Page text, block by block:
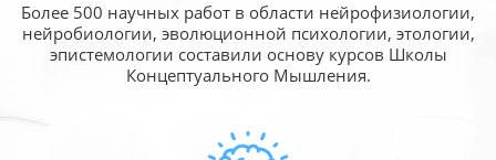
Более 500 научных работ в области нейрофизиологии,
нейробиологии, эволюционной психологии, этологии,
эпистемологии составили основу курсов Школы
Концептуального Мышления.